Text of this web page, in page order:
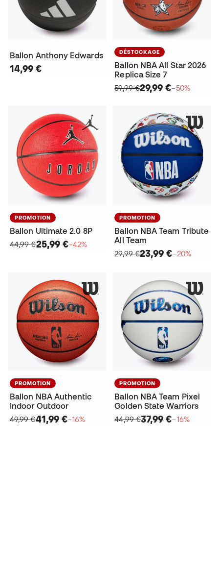
Ballon Anthony Edwards
14,99 €
DÉSTOCKAGE
Ballon NBA All Star 2026
Replica Size 7
59,99 €29,99 €−50%
PROMOTION
Ballon Ultimate 2.0 8P
44,99 €25,99 €−42%
PROMOTION
Ballon NBA Team Tribute
All Team
29,99 €23,99 €−20%
PROMOTION
Ballon NBA Authentic
Indoor Outdoor
49,99 €41,99 €−16%
PROMOTION
Ballon NBA Team Pixel
Golden State Warriors
44,99 €37,99 €−16%